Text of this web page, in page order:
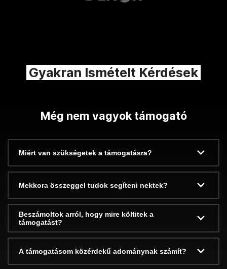
Gyakran Ismételt Kérdések
Még nem vagyok támogató
Miért van szükségetek a támogatásra?
Mekkora összeggel tudok segíteni nektek?
Beszámoltok arról, hogy mire költitek a
támogatást?
A támogatásom közérdekű adománynak számít?